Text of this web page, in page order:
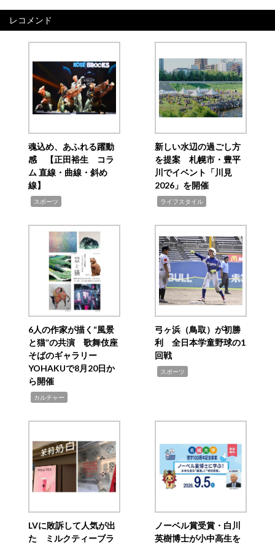
レコメンド
魂込め、あふれる躍動
感 【正田裕生 コラ
ム 直線・曲線・斜め
線】
スポーツ
新しい水辺の過ごし方
を提案 札幌市・豊平
川でイベント「川見
2026」を開催
ライフスタイル
6人の作家が描く“風景
と猫”の共演 歌舞伎座
そばのギャラリー
YOHAKUで8月20日か
ら開催
カルチャー
弓ヶ浜（鳥取）が初勝
利 全日本学童野球の1
回戦
スポーツ
LVに敗訴して人気が出
た ミルクティーブラ
ノーベル賞受賞・白川
英樹博士が小中高生を